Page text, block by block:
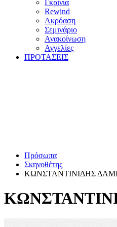
Γκρίνια
Rewind
Ακρόαση
Σεμινάριο
Ανακοίνωση
Αγγελίες
ΠΡΟΤΑΣΕΙΣ
Πρόσωπα
Σκηνοθέτης
ΚΩΝΣΤΑΝΤΙΝΙΔΗΣ